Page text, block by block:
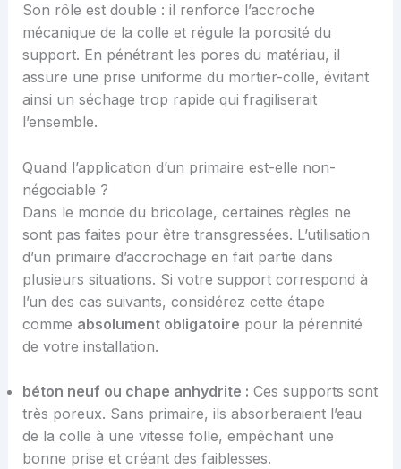
Son rôle est double : il renforce l’accroche
mécanique de la colle et régule la porosité du
support. En pénétrant les pores du matériau, il
assure une prise uniforme du mortier-colle, évitant
ainsi un séchage trop rapide qui fragiliserait
l’ensemble.
Quand l’application d’un primaire est-elle non-
négociable ?
Dans le monde du bricolage, certaines règles ne
sont pas faites pour être transgressées. L’utilisation
d’un primaire d’accrochage en fait partie dans
plusieurs situations. Si votre support correspond à
l’un des cas suivants, considérez cette étape
comme absolument obligatoire pour la pérennité
de votre installation.
béton neuf ou chape anhydrite : Ces supports sont
très poreux. Sans primaire, ils absorberaient l’eau
de la colle à une vitesse folle, empêchant une
bonne prise et créant des faiblesses.